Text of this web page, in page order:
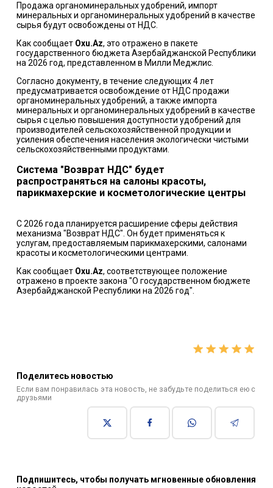
Продажа органоминеральных удобрений, импорт
минеральных и органоминеральных удобрений в качестве
сырья будут освобождены от НДС.
Как сообщает Oxu.Az, это отражено в пакете
государственного бюджета Азербайджанской Республики
на 2026 год, представленном в Милли Меджлис.
Согласно документу, в течение следующих 4 лет
предусматривается освобождение от НДС продажи
органоминеральных удобрений, а также импорта
минеральных и органоминеральных удобрений в качестве
сырья с целью повышения доступности удобрений для
производителей сельскохозяйственной продукции и
усиления обеспечения населения экологически чистыми
сельскохозяйственными продуктами.
Система "Возврат НДС" будет
распространяться на салоны красоты,
парикмахерские и косметологические центры
С 2026 года планируется расширение сферы действия
механизма "Возврат НДС". Он будет применяться к
услугам, предоставляемым парикмахерскими, салонами
красоты и косметологическими центрами.
Как сообщает Oxu.Az, соответствующее положение
отражено в проекте закона "О государственном бюджете
Азербайджанской Республики на 2026 год".
Поделитесь новостью
Если вам понравилась эта новость, не забудьте поделиться ею с
друзьями
Подпишитесь, чтобы получать мгновенные обновления